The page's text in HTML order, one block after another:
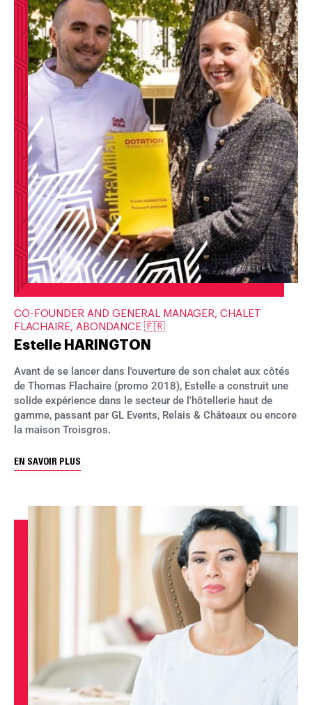
CO-FOUNDER AND GENERAL MANAGER, CHALET
FLACHAIRE, ABONDANCE 🇫🇷
Estelle HARINGTON
Avant de se lancer dans l'ouverture de son chalet aux côtés
de Thomas Flachaire (promo 2018), Estelle a construit une
solide expérience dans le secteur de l'hôtellerie haut de
gamme, passant par GL Events, Relais & Châteaux ou encore
la maison Troisgros.
EN SAVOIR PLUS